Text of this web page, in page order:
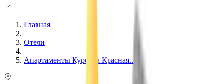
Главная
Отели
Апартаменты Курорта Красная...